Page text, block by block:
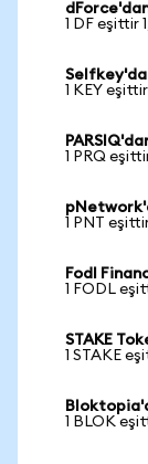
1 DF eşittir
1 KEY
1 PRQ
1 PNT
Fodl
1 FODL
STAKE
1 STAKE
1 BLOK